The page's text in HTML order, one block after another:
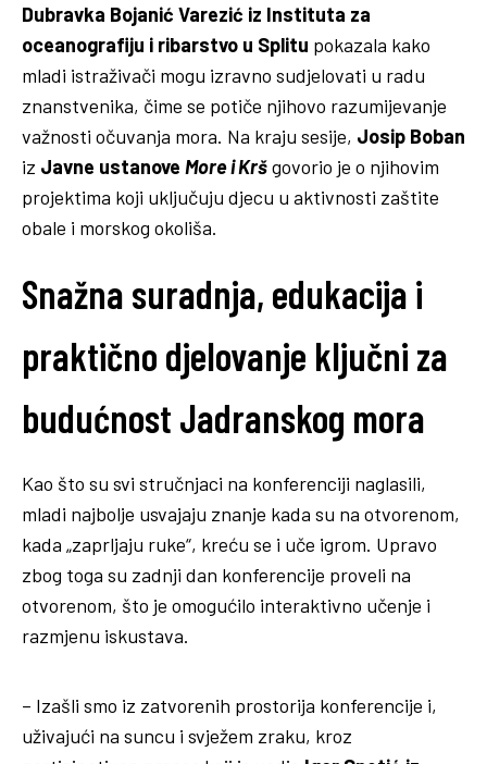
Dubravka Bojanić Varezić iz Instituta za
oceanografiju i ribarstvo u Splitu pokazala kako
mladi istraživači mogu izravno sudjelovati u radu
znanstvenika, čime se potiče njihovo razumijevanje
važnosti očuvanja mora. Na kraju sesije, Josip Boban
iz Javne ustanove More i Kršgovorio je o njihovim
projektima koji uključuju djecu u aktivnosti zaštite
obale i morskog okoliša.
Snažna suradnja, edukacija i
praktično djelovanje ključni za
budućnost Jadranskog mora
Kao što su svi stručnjaci na konferenciji naglasili,
mladi najbolje usvajaju znanje kada su na otvorenom,
kada „zaprljaju ruke“, kreću se i uče igrom. Upravo
zbog toga su zadnji dan konferencije proveli na
otvorenom, što je omogućilo interaktivno učenje i
razmjenu iskustava.
– Izašli smo iz zatvorenih prostorija konferencije i,
uživajući na suncu i svježem zraku, kroz